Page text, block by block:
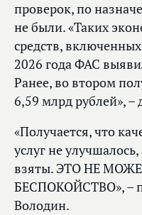
проверок, по
не были. «Таких
средств,
2026 года ФАС
Ранее, во втором
6,59 млрд рублей», –
«Получается, что
услуг не
взяты. ЭТО НЕ
БЕСПОКОЙСТВО», –
Володин.